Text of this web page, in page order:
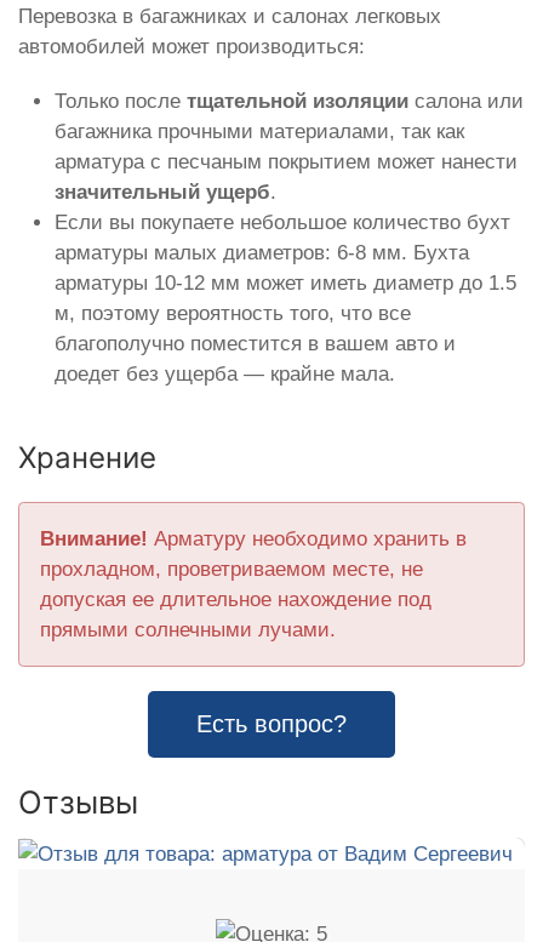
Перевозка в багажниках и салонах легковых
автомобилей может производиться:
Только после тщательной изоляции салона или
багажника прочными материалами, так как
арматура с песчаным покрытием может нанести
значительный ущерб.
Если вы покупаете небольшое количество бухт
арматуры малых диаметров: 6-8 мм. Бухта
арматуры 10-12 мм может иметь диаметр до 1.5
м, поэтому вероятность того, что все
благополучно поместится в вашем авто и
доедет без ущерба — крайне мала.
Хранение
Внимание! Арматуру необходимо хранить в
прохладном, проветриваемом месте, не
допуская ее длительное нахождение под
прямыми солнечными лучами.
Есть вопрос?
Отзывы